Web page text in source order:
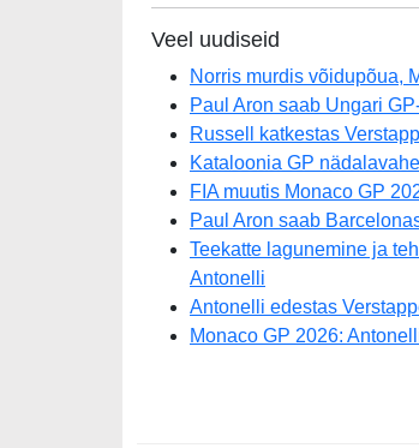
Veel uudiseid
Norris murdis võidupõua,
Paul Aron saab Ungari
Russell katkestas
Kataloonia GP
FIA muutis Monaco GP
Paul Aron saab
Teekatte lagunemine ja
Antonelli
Antonelli edestas
Monaco GP 2026: